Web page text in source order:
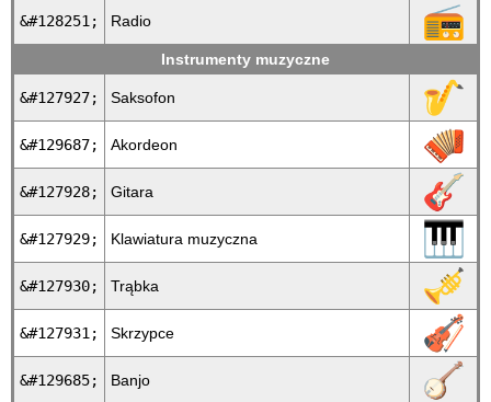
&#128251; Radio 📻
Instrumenty muzyczne
&#127927; Saksofon 🎷
&#129687; Akordeon 🪗
&#127928; Gitara 🎸
&#127929; Klawiatura muzyczna 🎹
&#127930; Trąbka 🎺
&#127931; Skrzypce 🎻
&#129685; Banjo 🪕